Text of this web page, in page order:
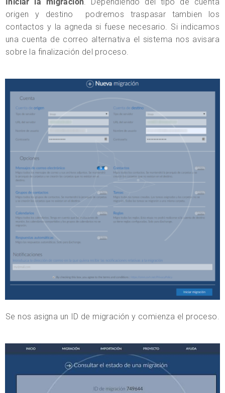
origen y destino podremos traspasar tambien los
contactos y la agneda si fuese necesario. Si indicamos
una cuenta de correo alternativa el sistema nos avisara
sobre la finalización del proceso.
Se nos asigna un ID de migración y comienza el proceso.